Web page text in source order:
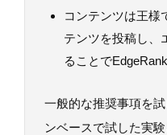
コンテンツは王様
テンツを投稿し、
ることで
一般的な推奨事項を
ンベースで試した実